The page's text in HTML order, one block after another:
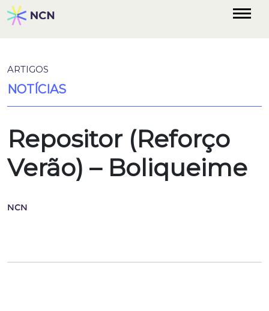
ARTIGOS
NOTÍCIAS
Repositor (Reforço
Verão) – Boliqueime
NCN